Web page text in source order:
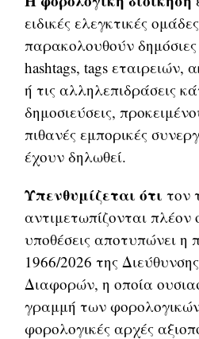
ειδικές ελεγκτικές
παρακολουθούν
hashtags, tags εταιρειών,
ή τις αλληλεπιδράσεις
δημοσιεύσεις,
πιθανές εμπορικές
έχουν δηλωθεί.
Υπενθυμίζεται ότι τον
αντιμετωπίζονται πλέον
υποθέσεις αποτυπώνει
1966/2026 της
Διαφορών, η οποία
γραμμή των
φορολογικές αρχές